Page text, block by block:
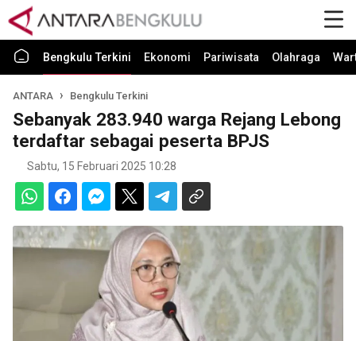
Bengkulu Terkini Ekonomi Pariwisata Olahraga
ANTARA Bengkulu Terkini
Sebanyak 283.940 warga Rejang Lebong
terdaftar sebagai peserta BPJS
Sabtu, 15 Februari 2025 10:28